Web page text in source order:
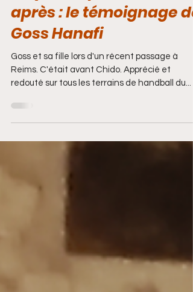
Mayotte, quatre mois
après : le témoignage de
Goss Hanafi
Goss et sa fille lors d'un récent passage à
redouté sur tous les terrains de handball du...